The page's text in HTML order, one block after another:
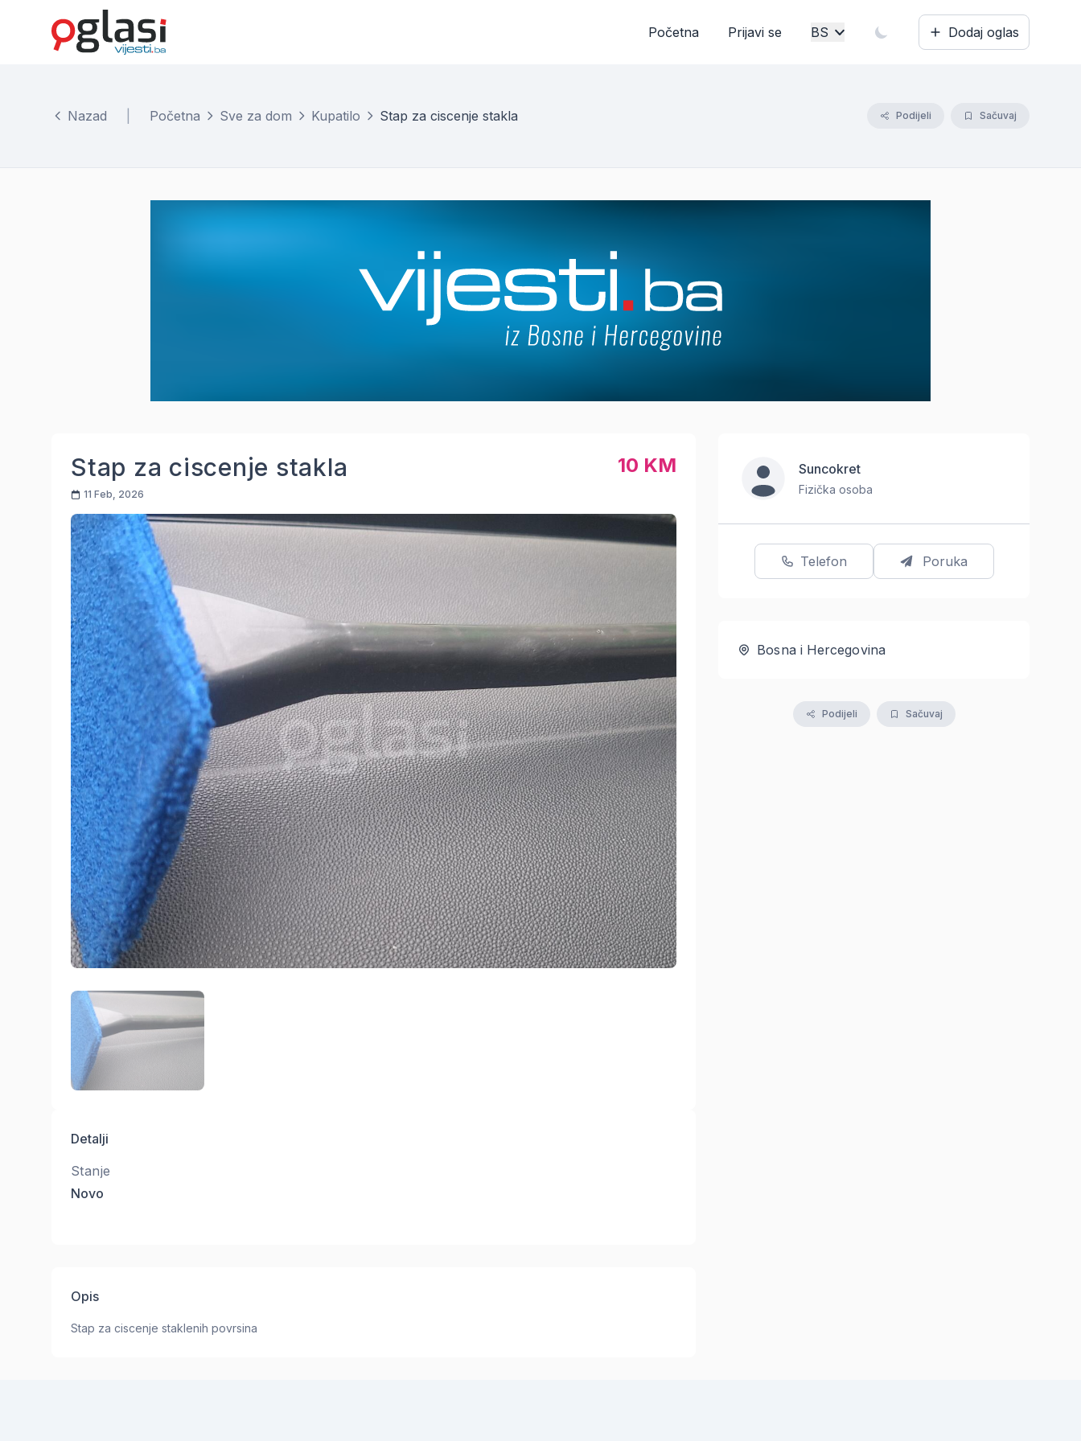
Početna Prijavi se BS Dodaj oglas
Nazad Početna Sve za dom Kupatilo Stap za ciscenje stakla Podijeli Sačuvaj
Stap za ciscenje stakla
11 Feb, 2026
10 KM
Detalji
Stanje
Novo
Opis
Stap za ciscenje staklenih povrsina
Suncokret
Fizička osoba
Telefon Poruka
Bosna i Hercegovina
Podijeli Sačuvaj